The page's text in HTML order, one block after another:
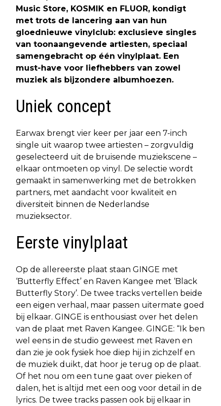
Music Store, KOSMIK en FLUOR, kondigt
met trots de lancering aan van hun
gloednieuwe vinylclub: exclusieve singles
van toonaangevende artiesten, speciaal
samengebracht op één vinylplaat. Een
must-have voor liefhebbers van zowel
muziek als bijzondere albumhoezen.
Uniek concept
Earwax brengt vier keer per jaar een 7-inch
single uit waarop twee artiesten – zorgvuldig
geselecteerd uit de bruisende muziekscene –
elkaar ontmoeten op vinyl. De selectie wordt
gemaakt in samenwerking met de betrokken
partners, met aandacht voor kwaliteit en
diversiteit binnen de Nederlandse
muzieksector.
Eerste vinylplaat
Op de allereerste plaat staan GINGE met
‘Butterfly Effect’ en Raven Kangee met ‘Black
Butterfly Story’. De twee tracks vertellen beide
een eigen verhaal, maar passen uitermate goed
bij elkaar. GINGE is enthousiast over het delen
van de plaat met Raven Kangee. GINGE: “Ik ben
wel eens in de studio geweest met Raven en
dan zie je ook fysiek hoe diep hij in zichzelf en
de muziek duikt, dat hoor je terug op de plaat.
Of het nou om een tune gaat over pieken of
dalen, het is altijd met een oog voor detail in de
lyrics. De twee tracks passen ook bij elkaar in